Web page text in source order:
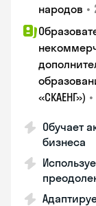
народов •
«СКАЕНГ») •
Обучает
бизнеса